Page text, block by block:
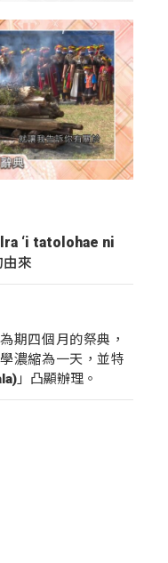
‘i tatolohae ni
由來
期四個月的祭典，
濃縮為一天，並特
」凸顯辦理。